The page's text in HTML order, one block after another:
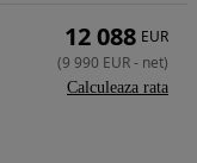
12 088 EUR
(9 990 EUR- net)
Calculeaza rata